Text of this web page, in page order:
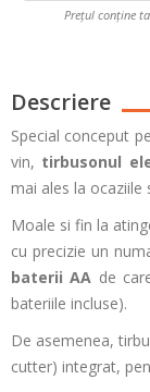
Prețul conține
Descriere
Special conceput
vin, tirbusonul
mai ales la ocaziile
Moale si fin la
cu precizie un
baterii AA de
bateriile incluse).
De asemenea,
cutter) integrat,